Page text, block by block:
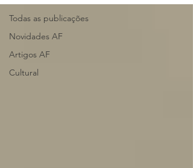
Todas as publicações
Novidades AF
Artigos AF
Cultural